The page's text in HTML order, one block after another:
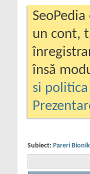
un cont,
însă
si politica
Subiect: Pareri